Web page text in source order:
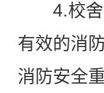
4.校舍
有效的消
消防安全